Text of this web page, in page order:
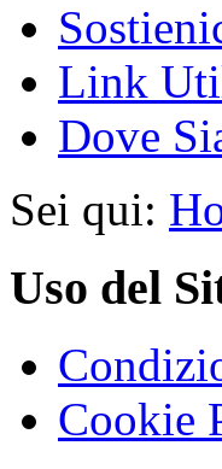
Link
Dove
Sei qui:
Uso del
Cookie